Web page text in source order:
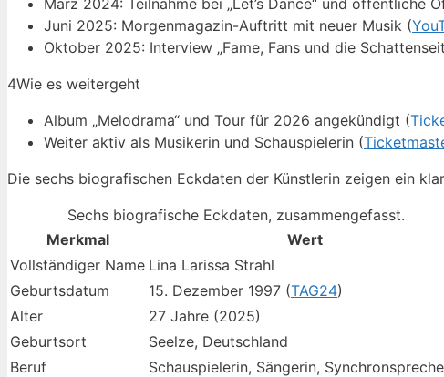
März 2024: Teilnahme bei „Let’s Dance“ und öffentliche
Juni 2025: Morgenmagazin-Auftritt mit neuer Musik (
Oktober 2025: Interview „Fame, Fans und die
4Wie es weitergeht
Album „Melodrama“ und Tour für 2026 angekündigt (
Weiter aktiv als Musikerin und Schauspielerin (
Die sechs biografischen Eckdaten der Künstlerin zeigen ein
Sechs biografische Eckdaten, zusammengefasst.
Merkmal
Wert
Vollständiger Name Lina Larissa Strahl
Geburtsdatum
15. Dezember 1997 (TAG24)
Alter
27 Jahre (2025)
Geburtsort
Seelze, Deutschland
Beruf
Schauspielerin, Sängerin,